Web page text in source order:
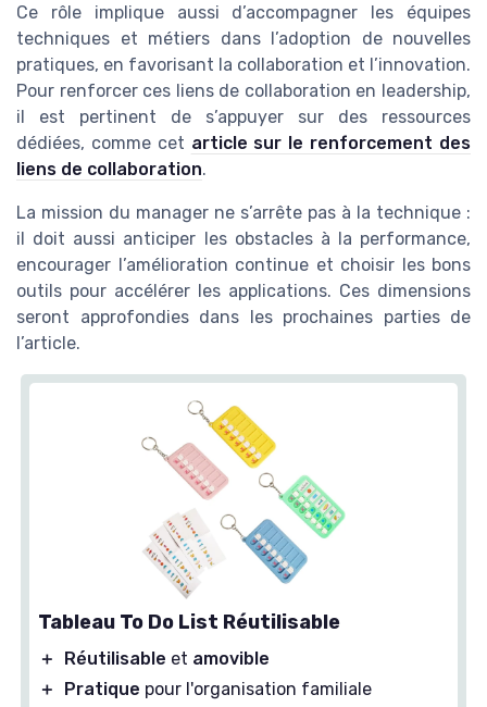
Ce rôle implique aussi d’accompagner les équipes
techniques et métiers dans l’adoption de nouvelles
pratiques, en favorisant la collaboration et l’innovation.
Pour renforcer ces liens de collaboration en leadership,
il est pertinent de s’appuyer sur des ressources
dédiées, comme cet article sur le renforcement des
liens de collaboration.
La mission du manager ne s’arrête pas à la technique :
il doit aussi anticiper les obstacles à la performance,
encourager l’amélioration continue et choisir les bons
outils pour accélérer les applications. Ces dimensions
seront approfondies dans les prochaines parties de
l’article.
Tableau To Do List Réutilisable
＋ Réutilisable et amovible
＋
Pratique pour l'organisation familiale